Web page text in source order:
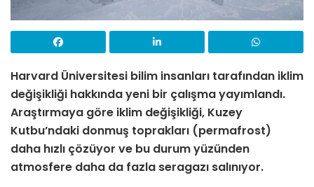
Harvard Üniversitesi bilim insanları tarafından iklim
değişikliği hakkında yeni bir çalışma yayımlandı.
Araştırmaya göre iklim değişikliği, Kuzey
Kutbu’ndaki donmuş toprakları (permafrost)
daha hızlı çözüyor ve bu durum yüzünden
atmosfere daha da fazla seragazı salınıyor.